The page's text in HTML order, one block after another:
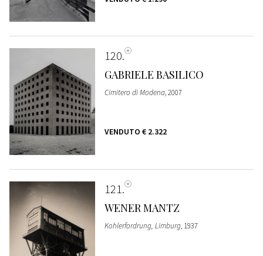
120
GABRIELE BASILICO
Cimitero di Modena, 2007
VENDUTO € 2.322
121
WENER MANTZ
Kohlerfordrung, Limburg, 1937